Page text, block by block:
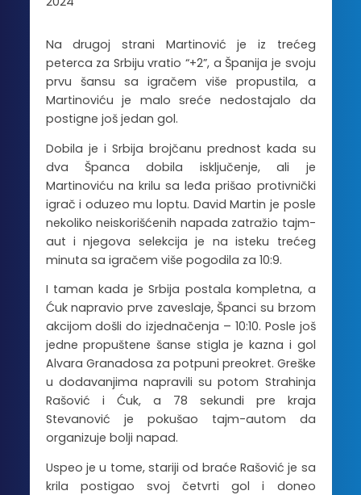
Na drugoj strani Martinović je iz trećeg
peterca za Srbiju vratio “+2”, a Španija je svoju
prvu šansu sa igračem više propustila, a
Martinoviću je malo sreće nedostajalo da
postigne još jedan gol.
Dobila je i Srbija brojčanu prednost kada su
dva Španca dobila isključenje, ali je
Martinoviću na krilu sa leđa prišao protivnički
igrač i oduzeo mu loptu. David Martin je posle
nekoliko neiskorišćenih napada zatražio tajm-
aut i njegova selekcija je na isteku trećeg
minuta sa igračem više pogodila za 10:9.
I taman kada je Srbija postala kompletna, a
Ćuk napravio prve zaveslaje, Španci su brzom
akcijom došli do izjednačenja – 10:10. Posle još
jedne propuštene šanse stigla je kazna i gol
Alvara Granadosa za potpuni preokret. Greške
u dodavanjima napravili su potom Strahinja
Rašović i Ćuk, a 78 sekundi pre kraja
Stevanović je pokušao tajm-autom da
organizuje bolji napad.
Uspeo je u tome, stariji od braće Rašović je sa
krila postigao svoj četvrti gol i doneo